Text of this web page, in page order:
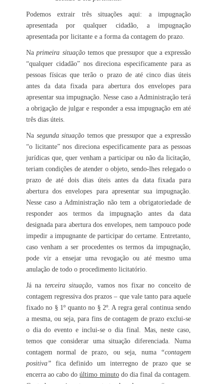
Podemos extrair três situações aqui: a impugnação
apresentada por qualquer cidadão, a impugnação
apresentada por licitante e a forma da contagem do prazo.
Naprimeira situaçãotemos que pressupor que a expressão
“qualquer cidadão” nos direciona especificamente para as
pessoas físicas que terão o prazo de até cinco dias úteis
antes da data fixada para abertura dos envelopes para
apresentar sua impugnação. Nesse caso a Administração terá
a obrigação de julgar e responder a essa impugnação em até
três dias úteis.
Na segunda situação temos que pressupor que a expressão
“o licitante” nos direciona especificamente para as pessoas
jurídicas que, quer venham a participar ou não da licitação,
teriam condições de atender o objeto, sendo-lhes relegado o
prazo de até dois dias úteis antes da data fixada para
abertura dos envelopes para apresentar sua impugnação.
Nesse caso a Administração não tem a obrigatoriedade de
responder aos termos da impugnação antes da data
designada para abertura dos envelopes, nem tampouco pode
impedir a impugnante de participar do certame. Entretanto,
caso venham a ser procedentes os termos da impugnação,
pode vir a ensejar uma revogação ou até mesmo uma
anulação de todo o procedimento licitatório.
Já na terceira situação, vamos nos fixar no conceito de
contagem regressiva dos prazos – que vale tanto para aquele
fixado no § 1º quanto no § 2º. A regra geral continua sendo
a mesma, ou seja, para fins de contagem de prazo exclui-se
o dia do evento e inclui-se o dia final. Mas, neste caso,
temos que considerar uma situação diferenciada. Numa
contagem normal de prazo, ou seja, numa
“contagem
positiva” fica definido um interregno de prazo que se
encerra ao cabo doúltimo minutodo dia final da contagem.